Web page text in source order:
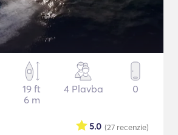
19 ft
6 m
4 Plavba 0
(27 recenzie)
5.0